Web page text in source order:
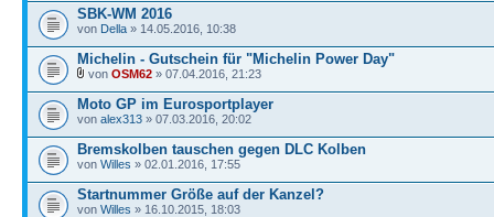
SBK-WM 2016
von Della » 14.05.2016, 10:38
Michelin - Gutschein für "Michelin Power Day"
von OSM62 » 07.04.2016, 21:23
Moto GP im Eurosportplayer
von alex313 » 07.03.2016, 20:02
Bremskolben tauschen gegen DLC Kolben
von Willes » 02.01.2016, 17:55
Startnummer Größe auf der Kanzel?
von Willes » 16.10.2015, 18:03